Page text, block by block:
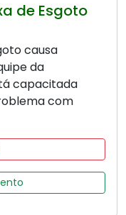
de Esgoto
causa
da
capacitada
com